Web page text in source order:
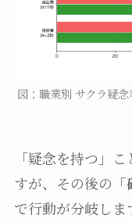
図：職業別 サクラ疑
「疑念を持つ」
すが、その後の
で行動が分岐しま